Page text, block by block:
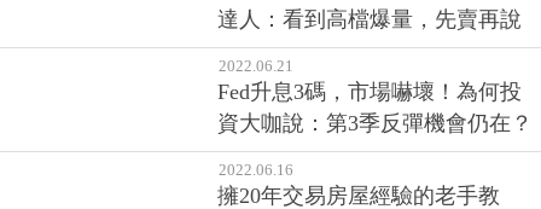
達人：看到高檔爆量，先賣再說
2022.06.21
Fed升息3碼，市場嚇壞！為何投
資大咖說：第3季反彈機會仍在？
2022.06.16
擁20年交易房屋經驗的老手教